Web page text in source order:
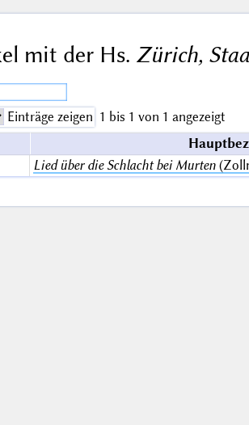
mit der Hs. Zürich,
Einträge zeigen 1 bis 1 von 1 angezeigt
Lied über die Schlacht bei Murten